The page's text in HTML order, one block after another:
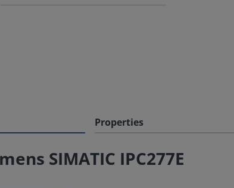
Properties
SIMATIC IPC277E